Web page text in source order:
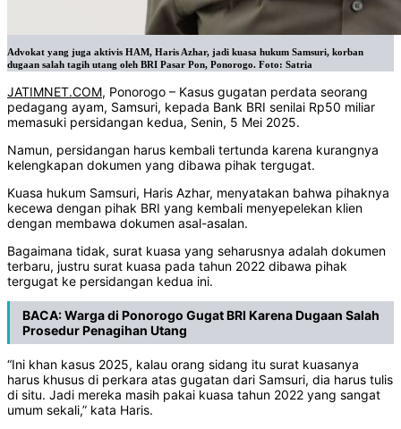
Advokat yang juga aktivis HAM, Haris Azhar, jadi kuasa hukum Samsuri, korban
dugaan salah tagih utang oleh BRI Pasar Pon, Ponorogo. Foto: Satria
JATIMNET.COM, Ponorogo – Kasus gugatan perdata seorang
pedagang ayam, Samsuri, kepada Bank BRI senilai Rp50 miliar
memasuki persidangan kedua, Senin, 5 Mei 2025.
Namun, persidangan harus kembali tertunda karena kurangnya
kelengkapan dokumen yang dibawa pihak tergugat.
Kuasa hukum Samsuri, Haris Azhar, menyatakan bahwa pihaknya
kecewa dengan pihak BRI yang kembali menyepelekan klien
dengan membawa dokumen asal-asalan.
Bagaimana tidak, surat kuasa yang seharusnya adalah dokumen
terbaru, justru surat kuasa pada tahun 2022 dibawa pihak
tergugat ke persidangan kedua ini.
BACA:Warga di Ponorogo Gugat BRI Karena Dugaan Salah
Prosedur Penagihan Utang
“Ini khan kasus 2025, kalau orang sidang itu surat kuasanya
harus khusus di perkara atas gugatan dari Samsuri, dia harus tulis
di situ. Jadi mereka masih pakai kuasa tahun 2022 yang sangat
umum sekali,” kata Haris.